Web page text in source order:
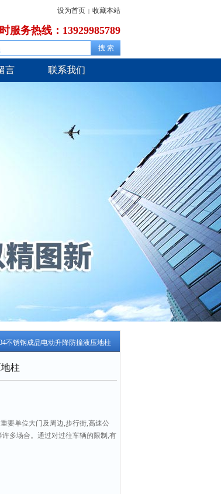
设为首页 | 收藏本站
服务热线：13929985789
言 联系我们
不锈钢成品电动升降防撞液压地柱
柱
要单位大门及周边,步行街,高速公
多场合。通过对过往车辆的限制,有